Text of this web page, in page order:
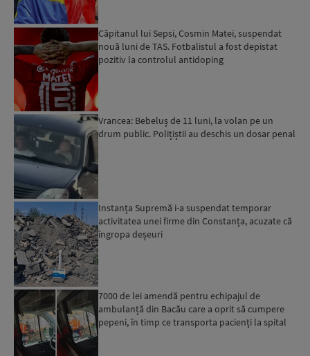
Căpitanul lui Sepsi, Cosmin Matei, suspendat
nouă luni de TAS. Fotbalistul a fost depistat
pozitiv la controlul antidoping
Vrancea: Bebeluș de 11 luni, la volan pe un
drum public. Polițiștii au deschis un dosar penal
Instanța Supremă i-a suspendat temporar
activitatea unei firme din Constanța, acuzate că
îngropa deșeuri
7000 de lei amendă pentru echipajul de
ambulanță din Bacău care a oprit să cumpere
pepeni, în timp ce transporta pacienți la spital